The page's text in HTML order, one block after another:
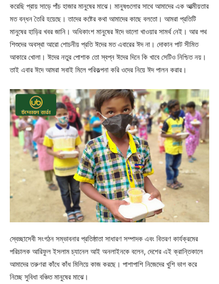
করেছি প্রায় সাড়ে পাঁচ হাজার মানুষের মাঝে। মানুষগুলোর সাথে আমাদের এক আত্মীয়তার
মত বন্ধন তৈরি হয়েছে। তাদের কষ্টের কথা আমাদের কাছে বলতো। আমরা প্রতিটি
মানুষের হাড়ির খবর জানি। অধিকাংশ মানুষের ঈদে ভালো খাওয়ার সামর্থ নেই। আর পথ
শিশুদের অবস্থা আরো শোচনীয় প্রতি ঈদের মত এবারের ঈদ না। দোকান পাট সীমিত
আকারে খোলা। ঈদের নতুর পোশাক তো স্বপ্ন ঈদের দিনে কি খাবে সেটিও নিশ্চিত নয়।
তাই এবার ঈদে আমরা সবাই মিলে পরিকল্পনা করি ওদের নিয়ে ঈদ পালন করার।
স্বেচ্ছাসেবী সংগঠন সম্ভাবনার প্রতিষ্ঠাতা সাধারণ সম্পাদক এবং বিতরণ কার্যক্রমের
পরিচালক আরিফুল ইসলাম চ্যানেল আই অনলাইনকে বলেন, দেশের এই ক্রান্তিকালে
আমাদের তরুণরা কাঁধে কাঁধ মিলিয়ে কাজ করছে। পাশাপাশি নিজেদের খুশি ভাগ করে
নিচ্ছে সুবিধা বঞ্চিত মানুষের মাঝে।